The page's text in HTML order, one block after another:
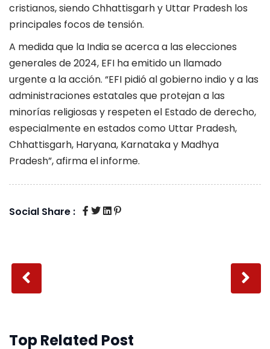
cristianos, siendo Chhattisgarh y Uttar Pradesh los
principales focos de tensión.
A medida que la India se acerca a las elecciones
generales de 2024, EFI ha emitido un llamado
urgente a la acción. “EFI pidió al gobierno indio y a las
administraciones estatales que protejan a las
minorías religiosas y respeten el Estado de derecho,
especialmente en estados como Uttar Pradesh,
Chhattisgarh, Haryana, Karnataka y Madhya
Pradesh”, afirma el informe.
Social Share :
Top Related Post